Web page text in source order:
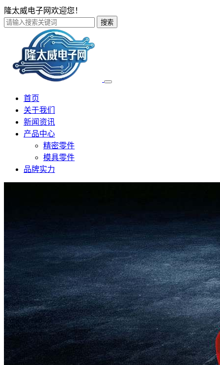
隆太威电子网欢迎您！
搜索
首页
关于我们
新闻资讯
产品中心
精密零件
模具零件
品牌实力